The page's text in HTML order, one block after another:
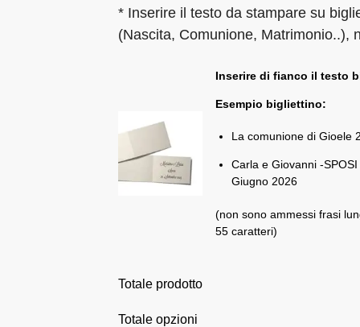
* Inserire il testo da stampare su
(Nascita, Comunione, Matrimonio..),
Inserire di fianco il testo
Esempio bigliettino:
La comunione di Gioele
Carla e Giovanni -
Giugno 2026
(non sono ammessi frasi
55 caratteri)
Totale prodotto
Totale opzioni